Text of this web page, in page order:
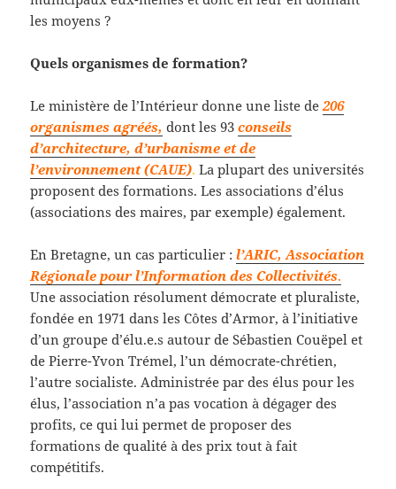
les moyens ?
Quels organismes de formation?
Le ministère de l’Intérieur donne une liste de206
organismes agréés, dont les 93conseils
d’architecture, d’urbanisme et de
l’environnement (CAUE).La plupart des universités
proposent des formations. Les associations d’élus
(associations des maires, par exemple) également.
En Bretagne, un cas particulier :l’ARIC, Association
Régionale pour l’Information des Collectivités.
Une association résolument démocrate et pluraliste,
fondée en 1971 dans les Côtes d’Armor, à l’initiative
d’un groupe d’élu.e.s autour de Sébastien Couëpel et
de Pierre-Yvon Trémel, l’un démocrate-chrétien,
l’autre socialiste. Administrée par des élus pour les
élus, l’association n’a pas vocation à dégager des
profits, ce qui lui permet de proposer des
formations de qualité à des prix tout à fait
compétitifs.